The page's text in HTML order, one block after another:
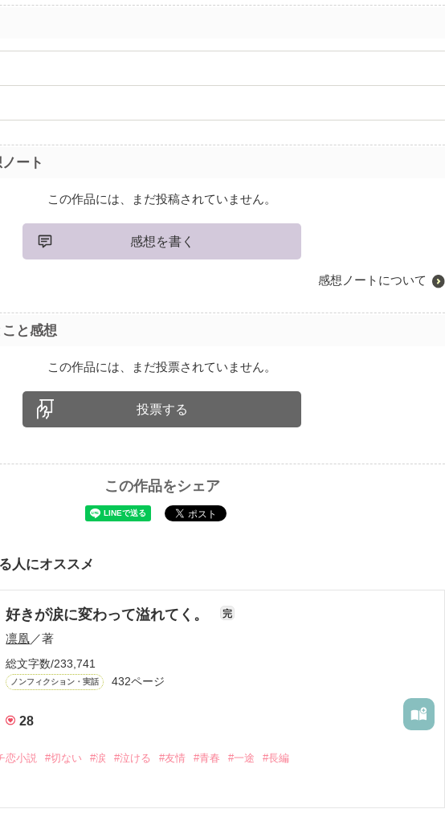
ート
この作品には、まだ投稿されていません。
感想を書く
感想ノートについて
と感想
この作品には、まだ投票されていません。
投票する
この作品をシェア
人にオススメ
好きが涙に変わって溢れてく。 完
凛凰／著
総文字数/233,741
ノンフィクション・実話 432ページ
28
恋小説 #切ない #涙 #泣ける #友情 #青春 #一途 #長編